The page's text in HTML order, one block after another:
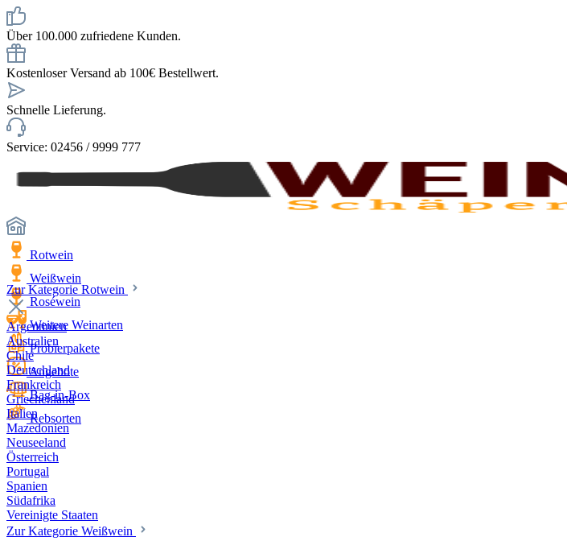
Über 100.000 zufriedene Kunden.
Kostenloser Versand ab 100€ Bestellwert.
Schnelle Lieferung.
Service: 02456 / 9999 777
Rotwein
Weißwein
Roséwein
Weitere Weinarten
Probierpakete
Angebote
Bag-in-Box
Rebsorten
Zur Kategorie Rotwein
Argentinien
Australien
Chile
Deutschland
Frankreich
Griechenland
Italien
Mazedonien
Neuseeland
Österreich
Portugal
Spanien
Südafrika
Vereinigte Staaten
Zur Kategorie Weißwein